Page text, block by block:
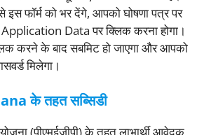
फॉर्म को भर देंगे, आपको घोषणा पत्र पर
Data पर क्लिक करना होगा।
करने के बाद सबमिट हो जाएगा और आपको
मिलेगा।
के तहत सब्सिडी
(पीएमईजीपी) के तहत लाभार्थी आवेदक